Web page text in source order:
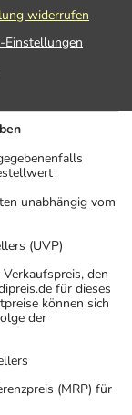
Lactose.
sollten
deswegen
anwenden,
auch für
Zeit
mehr nach
bezieht
widerrufen
Einstellungen
unabhängig vom
(UVP)
den
für dieses
können sich
der
(MRP) für